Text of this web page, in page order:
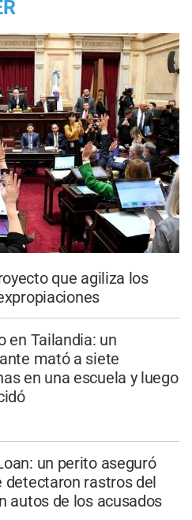
que agiliza los
en Tailandia: un
mató a siete
en una escuela y luego
un perito aseguró
detectaron rastros del
autos de los acusados